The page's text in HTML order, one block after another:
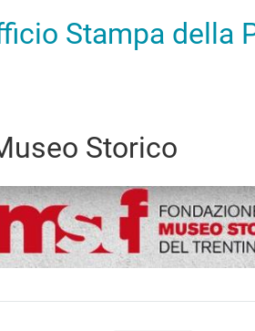
Stampa della
Storico